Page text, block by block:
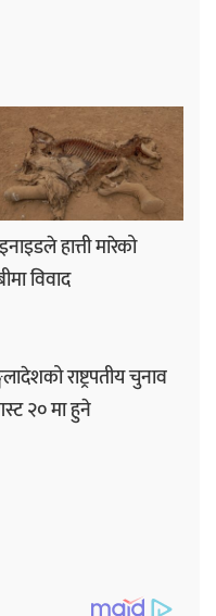
हात्ती मारेको
विवाद
राष्ट्रपतीय चुनाव
२० मा हुने